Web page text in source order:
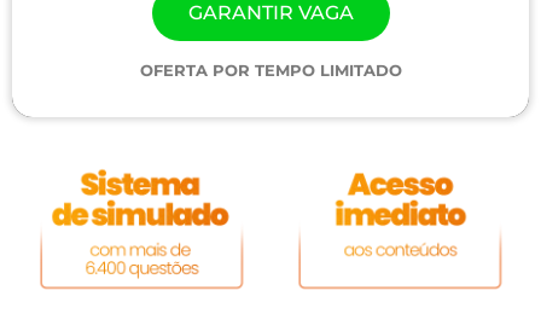
GARANTIR VAGA
OFERTA POR TEMPO LIMITADO